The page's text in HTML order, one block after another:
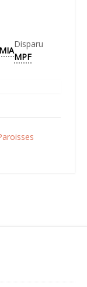
MIA
Disparu
MPF